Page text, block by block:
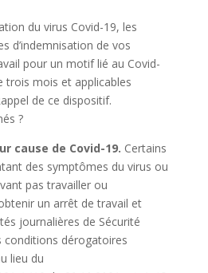
du virus Covid-19, les
d’indemnisation de vos
pour un motif lié au Covid-
trois mois et applicables
de ce dispositif.
?
cause de Covid-19. Certains
des symptômes du virus ou
pas travailler ou
un arrêt de travail et
journalières de Sécurité
conditions dérogatoires
lieu du